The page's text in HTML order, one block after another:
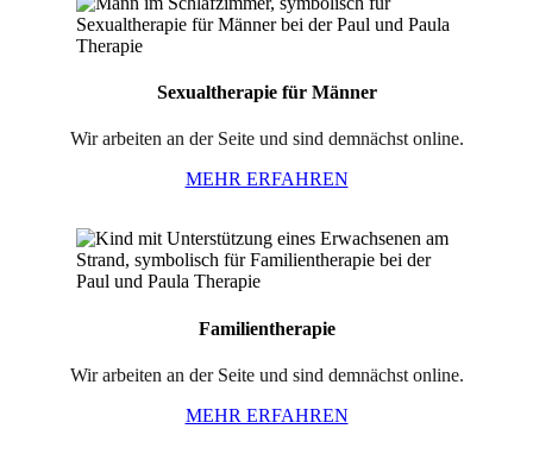
Sexualtherapie für Männer
Wir arbeiten an der Seite und sind demnächst online.
MEHR ERFAHREN
Familientherapie
Wir arbeiten an der Seite und sind demnächst online.
MEHR ERFAHREN